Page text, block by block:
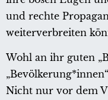
und rechte
weiterverbreiten
Wohl an ihr guten
Nicht nur vor dem